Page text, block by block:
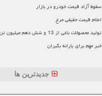
سقوط آزاد قیمت خودرو در بازار
اعلام قیمت حقیقی مرغ
تولید محصولات باغی از 13 و شش دهم میلیون تن گذشت
خبر مهم برای یارانه بگیران
جدیدترین ها